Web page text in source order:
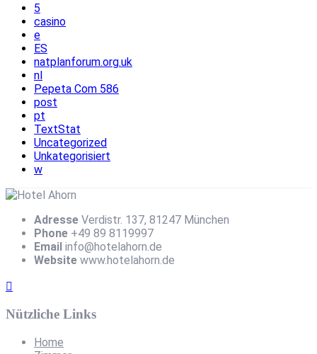
5
casino
e
ES
natplanforum.org.uk
nl
Pepeta Com 586
post
pt
TextStat
Uncategorized
Unkategorisiert
w
Adresse Verdistr. 137, 81247 München
Phone +49 89 8119997
Email info@hotelahorn.de
Website www.hotelahorn.de
Nützliche Links
Home